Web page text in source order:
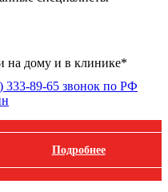
на дому и в клинике*
333-89-65 звонок по РФ
Подробнее